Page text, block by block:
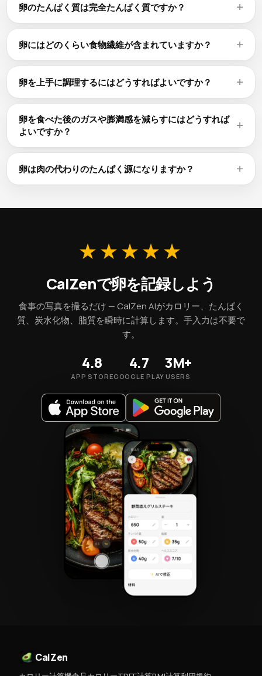
卵のたんぱく質は完全たんぱく質ですか？
卵は100gあたり12.6gの植物性たんぱく質を含みますが、他
の豆類と同様にメチオニンが少ない傾向にあります。穀物
全なアミノ酸プロファイルを得られます。大豆は例外で、単
独で完全たんぱく質です。
卵にはどのくらい食物繊維が含まれていますか？
卵は100gあたり0gの食物繊維を含み、ホールフードの中で
も最も豊富な食物繊維源の一つです。この食物繊維は消化を
すべてが100gあたり155 kcalで得られます。
卵を上手に調理するにはどうすればよいですか？
乾燥豆類は調理前に8〜12時間浸水させると、調理時間が短
縮され消化性も向上します。浸水した水は捨て、新しい水で
柔らかくなるまで煮込みます。缶詰の卵は便利な調理済みの
てください。
卵を食べた後のガスや膨満感を減らすにはどうすれば
よいですか？
数週間かけて徐々に摂取量を増やすと、腸内細菌が適応しや
すくなります。乾燥した卵を浸水させ、その水を捨てること
卵は肉の代わりのたんぱく源になりますか？
酸を摂取できます。★★★★★
CalZenで卵を記録しよう
食事の写真を撮るだけ — CalZen AIがカロリー、たんぱく
質、炭水化物、脂質を瞬時に計算します。手入力は不要で
す。
4.8
APP STORE
4.7
GOOGLE PLAY
3M+
USERS
CalZen